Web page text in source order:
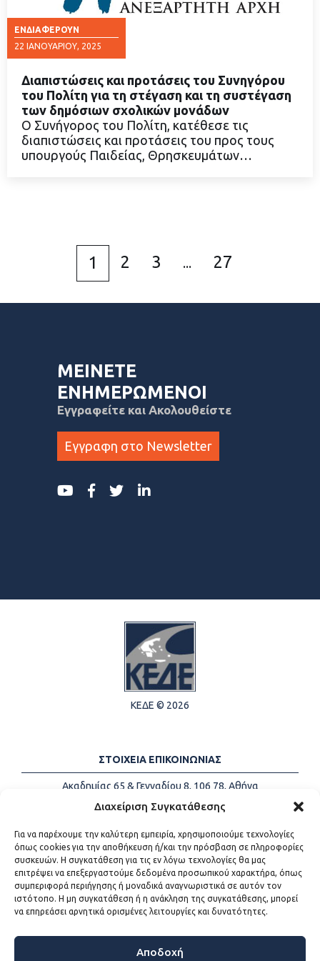
Διαχείριση Συγκατάθεσης
Για να παρέχουμε την καλύτερη εμπειρία, χρησιμοποιούμε τεχνολογίες
όπως cookies για την αποθήκευση ή/και την πρόσβαση σε πληροφορίες
συσκευών. Η συγκατάθεση για τις εν λόγω τεχνολογίες θα μας
επιτρέψει να επεξεργαστούμε δεδομένα προσωπικού χαρακτήρα, όπως
συμπεριφορά περιήγησης ή μοναδικά αναγνωριστικά σε αυτόν τον
ιστότοπο. Η μη συγκατάθεση ή η ανάκληση της συγκατάθεσης, μπορεί
να επηρεάσει αρνητικά ορισμένες λειτουργίες και δυνατότητες.
Αποδοχή
ΕΝΔΙΑΦΈΡΟΥΝ
22 ΙΑΝΟΥΑΡΊΟΥ, 2025
ΔΙΑΒΑΣΤΕ ΠΕΡΙΣΣΟΤΕΡΑ
Διαπιστώσεις και προτάσεις του Συνηγόρου
του Πολίτη για τη στέγαση και τη συστέγαση
των δημόσιων σχολικών μονάδων
Ο Συνήγορος του Πολίτη, κατέθεσε τις
διαπιστώσεις και προτάσεις του προς τους
υπουργούς Παιδείας, Θρησκευμάτων…
1 2 3 ... 27
ΜΕΙΝΕΤΕ
ΕΝΗΜΕΡΩΜΕΝΟΙ
Εγγραφείτε και Ακολουθείστε
Εγγραφη στο Newsletter
ΚΕΔΕ © 2026
ΣΤΟΙΧΕΙΑ ΕΠΙΚΟΙΝΩΝΙΑΣ
Ακαδημίας 65 & Γενναδίου 8, 106 78, Αθήνα
Τηλέφωνα:
+30 213-2147500
Email:
info@kede.gr
ΧΡΗΣΙΜΟΙ ΣΥΝΔΕΣΜΟΙ
Η ΚΕΔΕ
Sitemap
Προσβασιμότητα